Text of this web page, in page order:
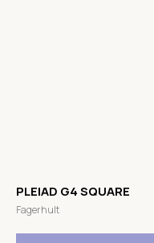
PLEIAD G4 SQUARE
Fagerhult